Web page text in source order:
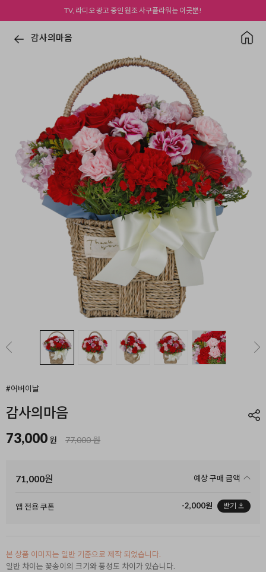
TV, 라디오 광고 중인 원조 사구플라워는 이곳뿐!
감사의마음
#어버이날
감사의마음
73,000 원 77,000 원
71,000원 예상 구매 금액
앱 전용 쿠폰 -2,000원 받기
본 상품 이미지는 일반 기준으로 제작 되었습니다.
일반 차이는 꽃송이의 크기와 풍성도 차이가 있습니다.